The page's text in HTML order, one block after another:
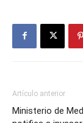
Artículo anterior
Ministerio de